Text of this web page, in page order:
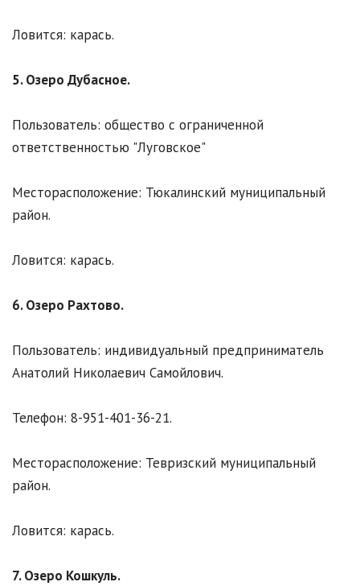
Ловится: карась.
5. Озеро Дубасное.
Пользователь: общество с ограниченной
ответственностью "Луговское"
Месторасположение: Тюкалинский муниципальный
район.
Ловится: карась.
6. Озеро Рахтово.
Пользователь: индивидуальный предприниматель
Анатолий Николаевич Самойлович.
Телефон: 8-951-401-36-21.
Месторасположение: Тевризский муниципальный
район.
Ловится: карась.
7. Озеро Кошкуль.